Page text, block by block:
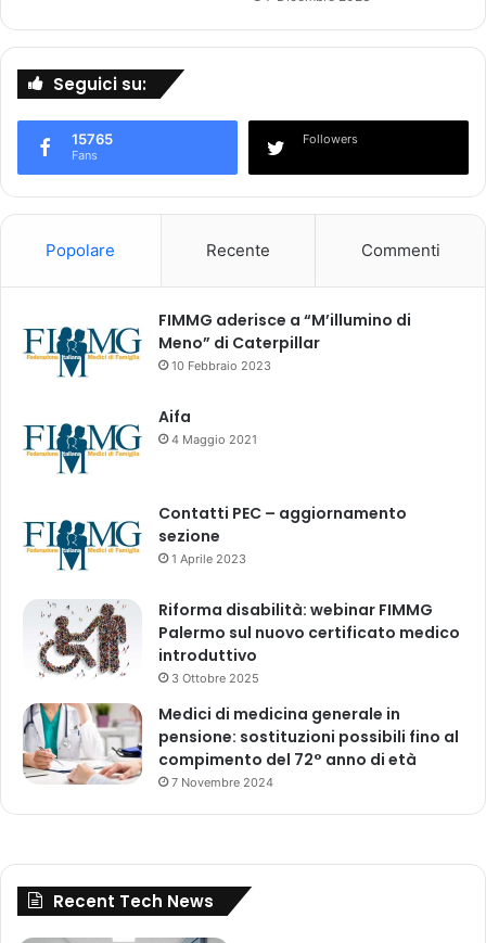
a
t
Seguici su:
15765
Fans
Followers
Popolare Recente Commenti
FIMMG aderisce a “M’illumino di
Meno” di Caterpillar
10 Febbraio 2023
Aifa
4 Maggio 2021
Contatti PEC – aggiornamento
sezione
1 Aprile 2023
Riforma disabilità: webinar FIMMG
Palermo sul nuovo certificato medico
introduttivo
3 Ottobre 2025
Medici di medicina generale in
pensione: sostituzioni possibili fino al
compimento del 72° anno di età
7 Novembre 2024
Recent Tech News